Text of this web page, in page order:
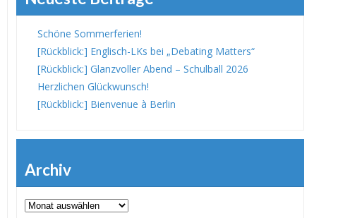
Schöne Sommerferien!
[Rückblick:] Englisch-LKs bei „Debating Matters“
[Rückblick:] Glanzvoller Abend – Schulball 2026
Herzlichen Glückwunsch!
[Rückblick:] Bienvenue à Berlin
Archiv
Archiv